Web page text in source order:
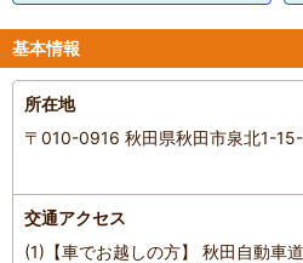
基本情報
所在地
〒010-0916 秋田県秋田市泉北1-
交通アクセス
(1)【車でお越しの方】 秋田自動車